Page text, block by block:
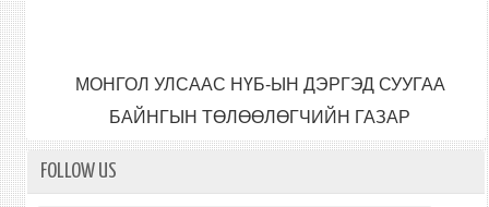
МОНГОЛ УЛСААС НҮБ-ЫН ДЭРГЭД СУУГАА
БАЙНГЫН ТӨЛӨӨЛӨГЧИЙН ГАЗАР
FOLLOW US